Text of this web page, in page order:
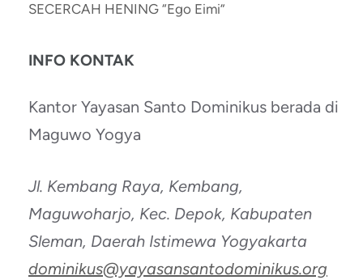
SECERCAH HENING “Ego Eimi”
INFO KONTAK
Kantor Yayasan Santo Dominikus berada di
Maguwo Yogya
Jl. Kembang Raya, Kembang,
Maguwoharjo, Kec. Depok, Kabupaten
Sleman, Daerah Istimewa Yogyakarta
dominikus@yayasansantodominikus.org